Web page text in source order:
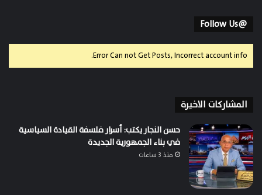
@Follow Us
Error Can not Get Posts, Incorrect account info.
المشاركات الاخيرة
حسن النجار يكتب: أسرار فلسفة القيادة السياسية
في بناء الجمهورية الجديدة
منذ 3 ساعات